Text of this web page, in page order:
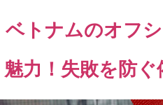
ベトナムのオフ
魅力！失敗を防